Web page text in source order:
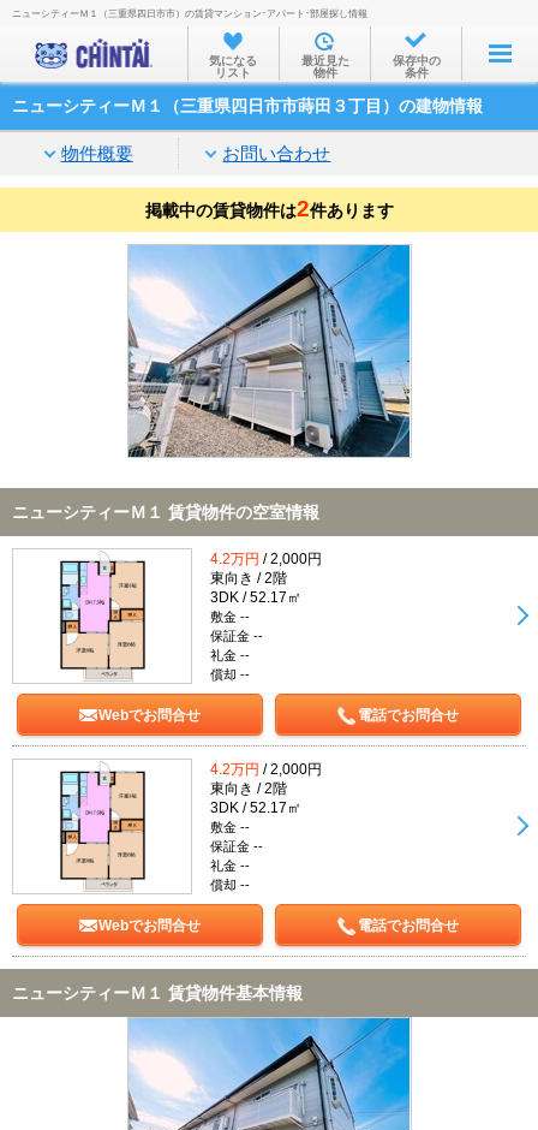
お部屋を探す
沿線・駅から
家賃相場から
通勤通学時間から
物件特集から
不動産会社から
TOP
ニューシティーＭ１（三重県四日市市）の賃貸マンション･アパート･部屋探し情報
気になる
リスト
最近見た
物件
保存中の
条件
ニューシティーＭ１（三重県四日市市蒔田３丁目）の建物情報
物件概要 お問い合わせ
掲載中の賃貸物件は2件あります
ニューシティーＭ１ 賃貸物件の空室情報
4.2万円 / 2,000円
東向き / 2階
3DK / 52.17㎡
敷金 --
保証金 --
礼金 --
償却 --
Webでお問合せ 電話でお問合せ
4.2万円 / 2,000円
東向き / 2階
3DK / 52.17㎡
敷金 --
保証金 --
礼金 --
償却 --
Webでお問合せ 電話でお問合せ
ニューシティーＭ１ 賃貸物件基本情報